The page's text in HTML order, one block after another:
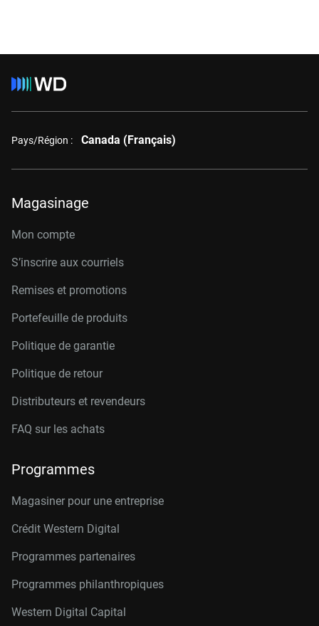
Pays/Région : Canada (Français)
Magasinage
Mon compte
S’inscrire aux courriels
Remises et promotions
Portefeuille de produits
Politique de garantie
Politique de retour
Distributeurs et revendeurs
FAQ sur les achats
Programmes
Magasiner pour une entreprise
Crédit Western Digital
Programmes partenaires
Programmes philanthropiques
Western Digital Capital